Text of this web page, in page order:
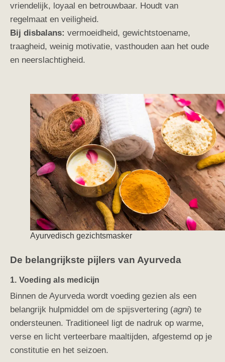
vriendelijk, loyaal en betrouwbaar. Houdt van
regelmaat en veiligheid.
Bij disbalans: vermoeidheid, gewichtstoename,
traagheid, weinig motivatie, vasthouden aan het oude
en neerslachtigheid.
Ayurvedisch gezichtsmasker
De belangrijkste pijlers van Ayurveda
1. Voeding als medicijn
Binnen de Ayurveda wordt voeding gezien als een
belangrijk hulpmiddel om de spijsvertering (agni) te
ondersteunen. Traditioneel ligt de nadruk op warme,
verse en licht verteerbare maaltijden, afgestemd op je
constitutie en het seizoen.